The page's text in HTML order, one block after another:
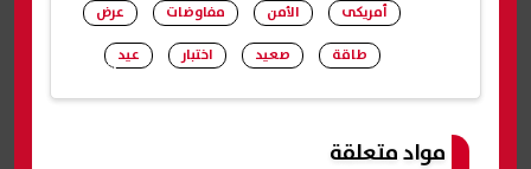
شارك
أمريكى
الأمن مفاوضات
عرض
طاقة
صعيد اختبار عيد
مواد متعلقة